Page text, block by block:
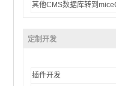
其他CMS数据库转到
定制开发
插件开发